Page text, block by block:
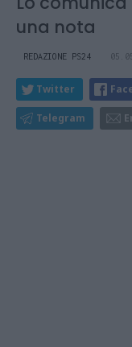
una nota
REDAZIONE PS24
Twitter
Telegram